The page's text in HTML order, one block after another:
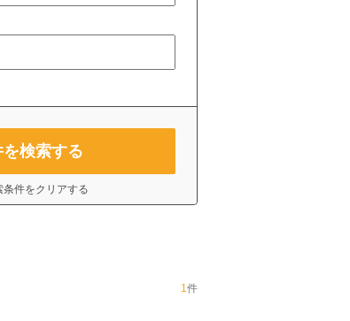
を検索する
条件をクリアする
1件